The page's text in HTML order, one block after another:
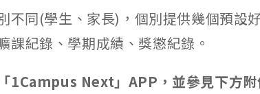
不同(學生、家長)，個別提供幾個預設
課紀錄、學期成績、獎懲紀錄。
1Campus Next」APP，並參見下方附